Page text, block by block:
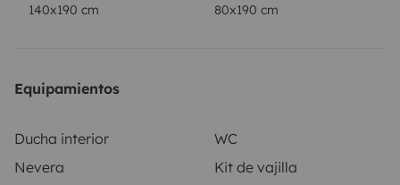
140x190 cm
80x190 cm
Equipamientos
Ducha interior
WC
Nevera
Kit de vajilla